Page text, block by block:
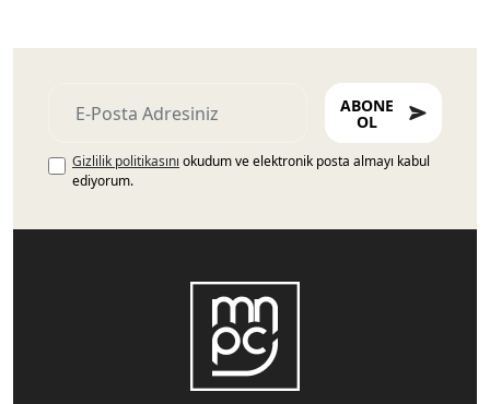
ABONE
OL
Gizlilik politikasını okudum ve elektronik posta almayı kabul
ediyorum.